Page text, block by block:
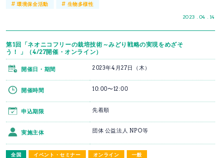
2023 . 04 . 14
#環境保全活動 # 生物多様性
第1回「ネオニコフリーの栽培技術～みどり戦略の実現をめざそ
う！ 」（4/27開催・オンライン）
全国 イベント・セミナー オンライン 一般
開催日・期間 2023年4月27日（木）
開催時間 10:00〜12:00
申込期限 先着順
実施主体 団体 公益法人 NPO等